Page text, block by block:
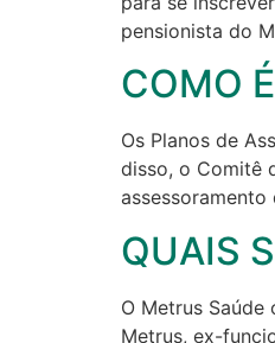
pensionista do
COMO
Os Planos de
disso, o Comitê
QUAIS
O Metrus Saúde
Metrus, ex-